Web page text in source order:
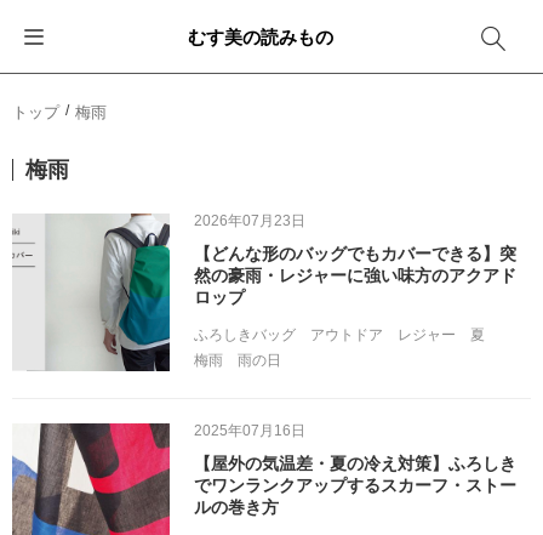
むす美の読みもの
トップ 梅雨
梅雨
2026年07月23日
【どんな形のバッグでもカバーできる】突
然の豪雨・レジャーに強い味方のアクアド
ロップ
ふろしきバッグ アウトドア レジャー
夏
梅雨
雨の日
2025年07月16日
【屋外の気温差・夏の冷え対策】ふろしき
でワンランクアップするスカーフ・ストー
ルの巻き方
イベント・キャンペーン
新商品
メディア情報
エコバッグ
おしゃれコーデバッグ
収納にもなるバッグ
箱を包む
お酒を包む
一番人気「花包み」
簡単「バッグアレンジ」
ファッション
インテリア
アウトドア
旅行
防災
卒業・入学
退職・異動
結婚